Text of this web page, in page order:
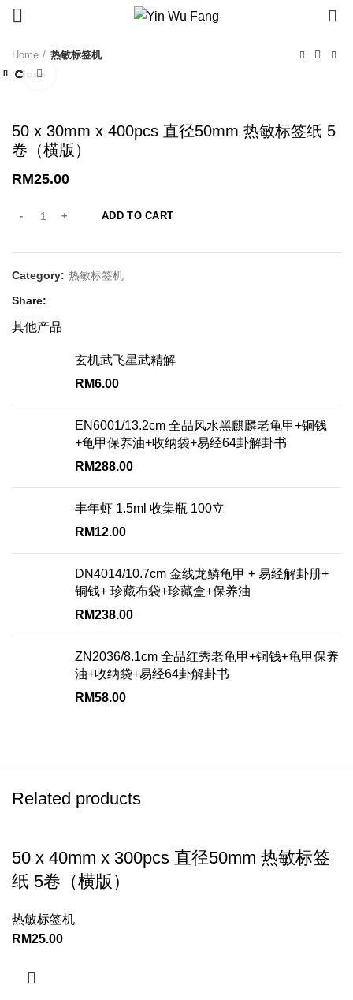
Home
热敏标签机
50 x 30mm x 400pcs 直径50mm 热敏标签纸 5
卷（横版）
RM25.00
ADD TO CART
Category: 热敏标签机
Share
其他产品
玄机武飞星武精解
RM6.00
EN6001/13.2cm 全品风水黑麒麟老龟甲+铜钱
+龟甲保养油+收纳袋+易经64卦解卦书
RM288.00
丰年虾 1.5ml 收集瓶 100立
RM12.00
DN4014/10.7cm 金线龙鳞龟甲 + 易经解卦册+
铜钱+ 珍藏布袋+珍藏盒+保养油
RM238.00
ZN2036/8.1cm 全品红秀老龟甲+铜钱+龟甲保养
油+收纳袋+易经64卦解卦书
RM58.00
Related products
Close
50 x 40mm x 300pcs 直径50mm 热敏标签
纸 5卷（横版）
热敏标签机
RM25.00
Close
Close
Close
Close
Close
Close
Close